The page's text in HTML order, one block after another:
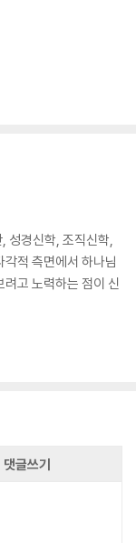
성경신학, 조직신학,
적 측면에서 하나님
고 노력하는 점이 신
댓글쓰기